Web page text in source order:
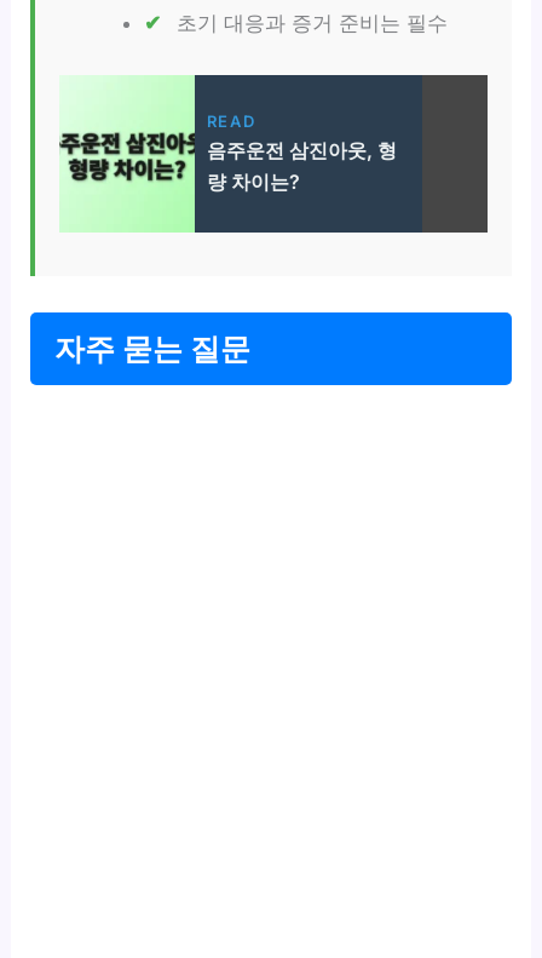
초기 대응과 증거 준비는 필수
READ
음주운전 삼진아웃, 형
량 차이는?
자주 묻는 질문